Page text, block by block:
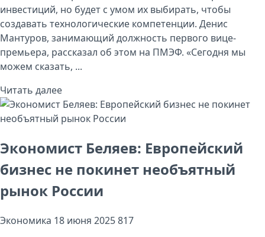
инвестиций, но будет с умом их выбирать, чтобы
создавать технологические компетенции. Денис
Мантуров, занимающий должность первого вице-
премьера, рассказал об этом на ПМЭФ. «Сегодня мы
можем сказать, ...
Читать далее
Экономист Беляев: Европейский
бизнес не покинет необъятный
рынок России
Экономика 18 июня 2025817